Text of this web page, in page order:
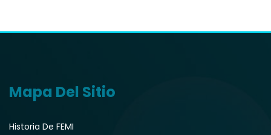
Mapa Del Sitio
Historia De FEMI